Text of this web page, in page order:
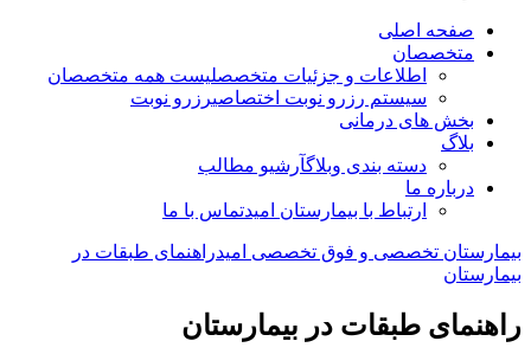
صفحه اصلی
متخصصان
اطلاعات و جزئیات متخصصلیست همه متخصصان
سیستم رزرو نوبت اختصاصیرزرو نوبت
بخش های درمانی
بلاگ
دسته بندی وبلاگآرشیو مطالب
درباره ما
ارتباط با بیمارستان امیدتماس با ما
بیمارستان تخصصی و فوق تخصصی امیدراهنمای طبقات در
بیمارستان
راهنمای طبقات در بیمارستان